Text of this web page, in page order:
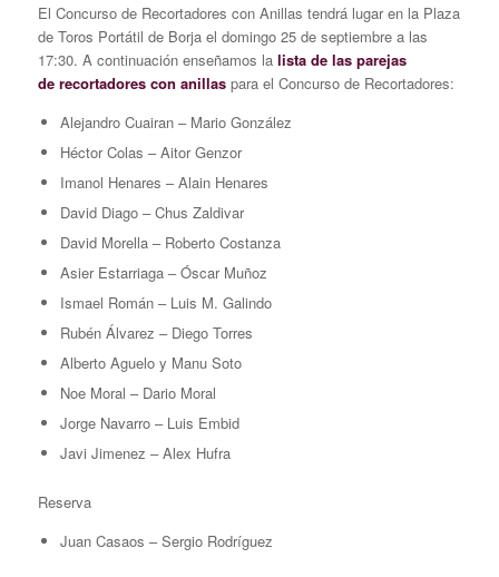
El Concurso de Recortadores con Anillas tendrá lugar en la Plaza
de Toros Portátil de Borja el domingo 25 de septiembre a las
17:30. A continuación enseñamos la lista de las parejas
de recortadores con anillas para el Concurso de Recortadores:
Alejandro Cuairan – Mario González
Héctor Colas – Aitor Genzor
Imanol Henares – Alain Henares
David Diago – Chus Zaldivar
David Morella – Roberto Costanza
Asier Estarriaga – Óscar Muñoz
Ismael Román – Luis M. Galindo
Rubén Álvarez – Diego Torres
Alberto Aguelo y Manu Soto
Noe Moral – Dario Moral
Jorge Navarro – Luis Embid
Javi Jimenez – Alex Hufra
Reserva
Juan Casaos – Sergio Rodríguez